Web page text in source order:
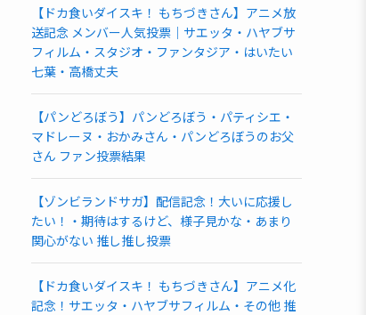
【ドカ食いダイスキ！ もちづきさん】アニメ放
送記念 メンバー人気投票｜サエッタ・ハヤブサ
フィルム・スタジオ・ファンタジア・はいたい
七葉・高橋丈夫
【パンどろぼう】パンどろぼう・パティシエ・
マドレーヌ・おかみさん・パンどろぼうのお父
さん ファン投票結果
【ゾンビランドサガ】配信記念！大いに応援し
たい！・期待はするけど、様子見かな・あまり
関心がない 推し推し投票
【ドカ食いダイスキ！ もちづきさん】アニメ化
記念！サエッタ・ハヤブサフィルム・その他 推